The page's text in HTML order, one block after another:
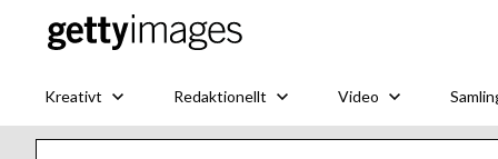
Kreativt Redaktionellt Video